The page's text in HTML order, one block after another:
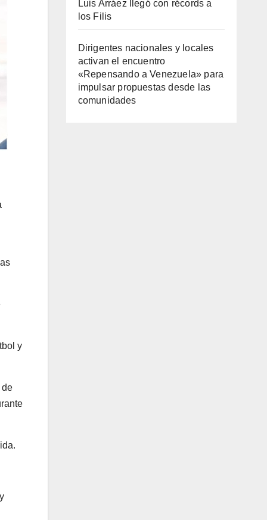
y
de
Luis Arráez llegó con récords a
los Filis
Dirigentes nacionales y locales
activan el encuentro
«Repensando a Venezuela» para
impulsar propuestas desde las
comunidades